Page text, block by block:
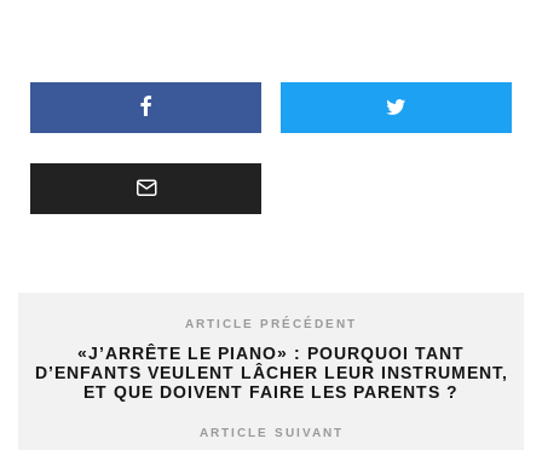
ARTICLE PRÉCÉDENT
«J’ARRÊTE LE PIANO» : POURQUOI TANT
D’ENFANTS VEULENT LÂCHER LEUR INSTRUMENT,
ET QUE DOIVENT FAIRE LES PARENTS ?
ARTICLE SUIVANT